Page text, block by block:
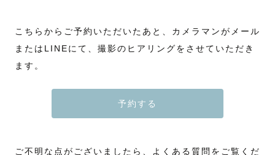
こちらからご予約いただいたあと、カメラマンがメール
またはLINEにて、撮影のヒアリングをさせていただき
ます。
予約する
ご不明な点がございましたら、よくある質問をご覧くだ